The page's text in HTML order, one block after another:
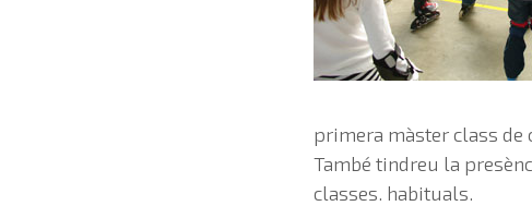
primera màster class de
També tindreu la
classes. habituals.